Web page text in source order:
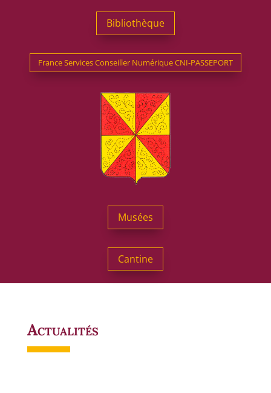
Bibliothèque
France Services Conseiller Numérique CNI-PASSEPORT
Musées
Cantine
Actualités